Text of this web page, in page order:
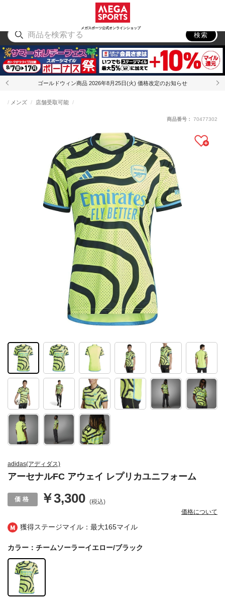
メガスポーツ公式オンラインショップ
アウトドア
検索
ゴールドウィン商品 2026年8月25日(火) 価格改定のお知らせ
獲得ステージマイル：最大165マイル
adidas(アディダス)
アーセナルFC アウェイ レプリカユニフォーム
メンズ 店舗受取可能
￥3,300 (税込)
価格について
商品番号： 70477302
カラー：チームソーラーイエロー/ブラック